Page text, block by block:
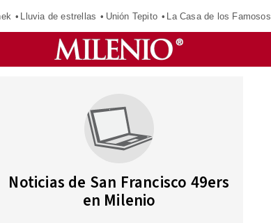
Lluvia de estrellas Unión Tepito La Casa de los Famosos
Noticias de San Francisco 49ers
en Milenio